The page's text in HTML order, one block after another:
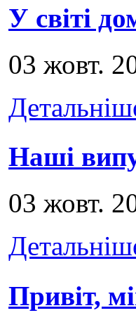
У світі
03 жовт.
Наші
03 жовт.
Привіт,